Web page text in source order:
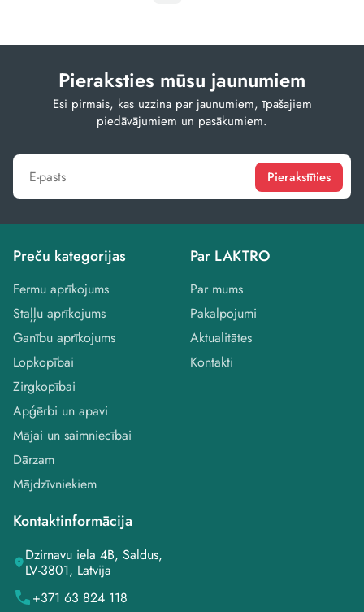
Pieraksties mūsu jaunumiem
Esi pirmais, kas uzzina par jaunumiem, īpašajiem
piedāvājumiem un pasākumiem.
Pierakstīties
Preču kategorijas
Fermu aprīkojums
Staļļu aprīkojums
Ganību aprīkojums
Lopkopībai
Zirgkopībai
Apģērbi un apavi
Mājai un saimniecībai
Dārzam
Mājdzīvniekiem
Par LAKTRO
Par mums
Pakalpojumi
Aktualitātes
Kontakti
Kontaktinformācija
Dzirnavu iela 4B, Saldus,
LV-3801, Latvija
+371 63 824 118